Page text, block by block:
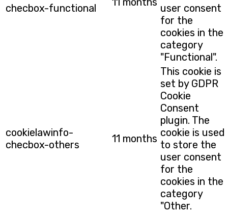
checbox-functional
user consent
for the
cookies in the
category
"Functional".
cookielawinfo-
checbox-others
11 months
This cookie is
set by GDPR
Cookie
Consent
plugin. The
cookie is used
to store the
user consent
for the
cookies in the
category
"Other.